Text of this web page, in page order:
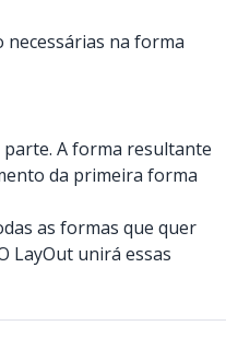
necessárias na forma
parte. A forma resultante
da primeira forma
as formas que quer
LayOut unirá essas